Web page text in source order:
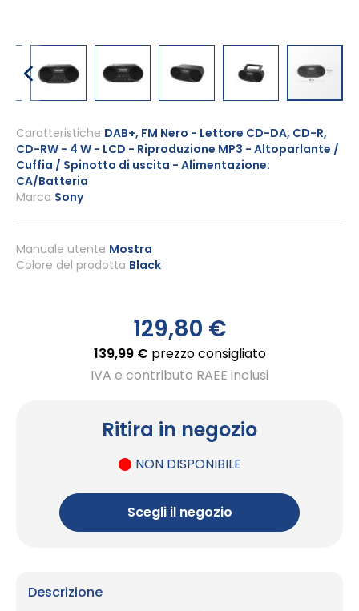
all'inizio
della
galleria
di
immagini
129,80 €
139,99 € prezzo consigliato
IVA e contributo RAEE inclusi
Ritira in negozio
NON DISPONIBILE
Scegli il negozio
Marca Sony
Manuale utente Mostra
Caratteristiche DAB+, FM Nero - Lettore CD-DA, CD-R,
CD-RW - 4 W - LCD - Riproduzione MP3 - Altoparlante /
Cuffia / Spinotto di uscita - Alimentazione:
CA/Batteria
Colore del prodotto Black
Descrizione